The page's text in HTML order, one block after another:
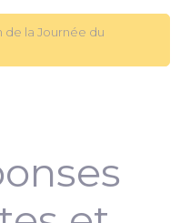
la Journée du